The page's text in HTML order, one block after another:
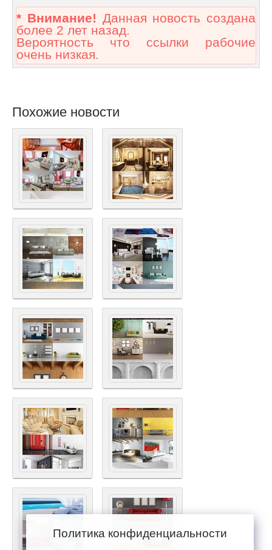
* Внимание! Данная новость создана
более 2 лет назад.
Вероятность что ссылки рабочие
очень низкая.
Похожие новости
Политика конфиденциальности